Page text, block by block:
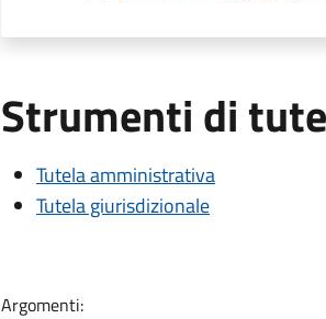
Strumenti di
Tutela amministrativa
Tutela giurisdizionale
Argomenti: